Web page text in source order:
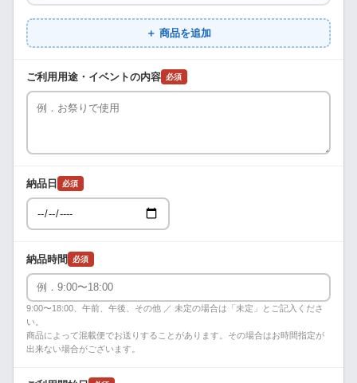
＋ 商品を追加
ご利用用途・イベントの内容 必須
納品日 必須
納品時間 必須
9:00〜18:00、午前、午後、その他 ／ 未定の場合は「未定」とご記入くださ
い。
商品によって混載便でお送りすることがあります。その場合はお時間指定が
出来ない場合がございます。